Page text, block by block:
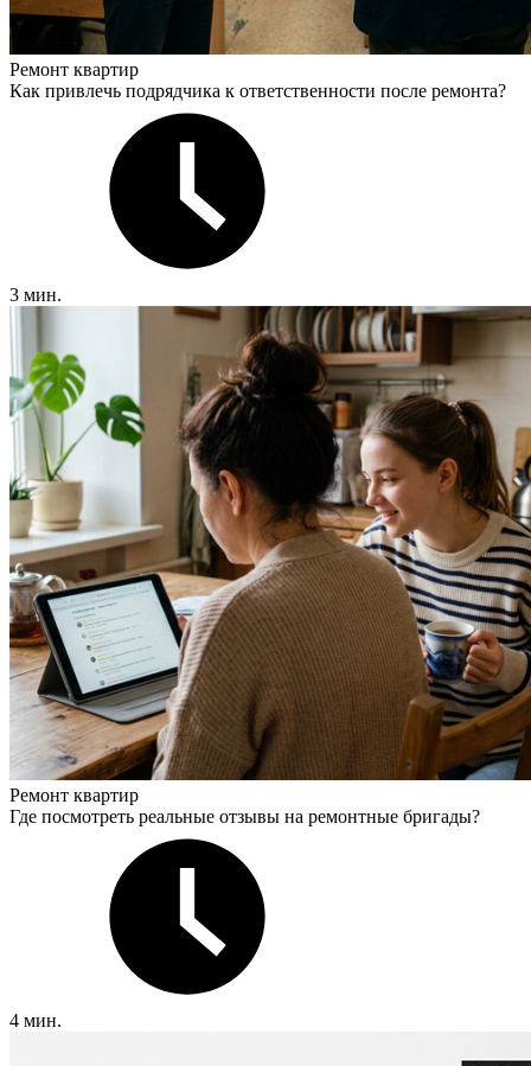
Ремонт квартир
Как привлечь подрядчика к ответственности после ремонта?
3 мин.
Ремонт квартир
Где посмотреть реальные отзывы на ремонтные бригады?
4 мин.